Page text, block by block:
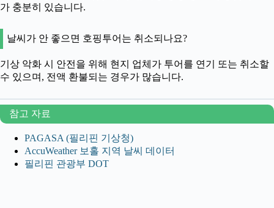
가 충분히 있습니다.
날씨가 안 좋으면 호핑투어는 취소되나요?
기상 악화 시 안전을 위해 현지 업체가 투어를 연기 또는 취소할
수 있으며, 전액 환불되는 경우가 많습니다.
참고 자료
PAGASA (필리핀 기상청)
AccuWeather 보홀 지역 날씨 데이터
필리핀 관광부 DOT